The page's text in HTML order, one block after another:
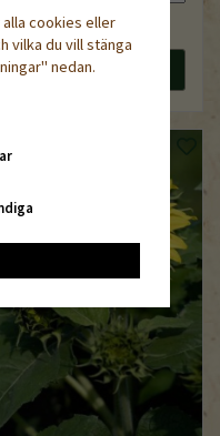
kr 44 kr
Läs mer
cookies eller
vilka du vill stänga
nedan.